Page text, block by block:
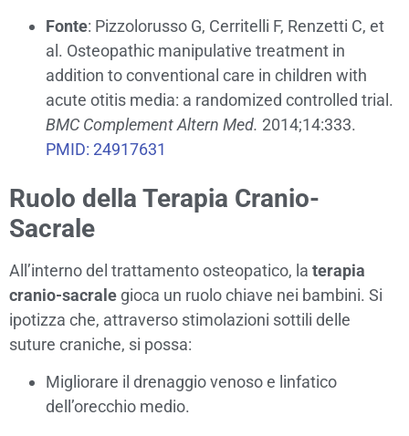
Fonte: Pizzolorusso G, Cerritelli F, Renzetti C, et
al. Osteopathic manipulative treatment in
addition to conventional care in children with
acute otitis media: a randomized controlled trial.
BMC Complement Altern Med. 2014;14:333.
PMID: 24917631
Ruolo della Terapia Cranio-
Sacrale
All’interno del trattamento osteopatico, la terapia
cranio-sacrale gioca un ruolo chiave nei bambini. Si
ipotizza che, attraverso stimolazioni sottili delle
suture craniche, si possa:
Migliorare il drenaggio venoso e linfatico
dell’orecchio medio.